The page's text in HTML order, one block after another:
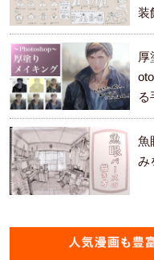
装
厚
る
ま
魚
み